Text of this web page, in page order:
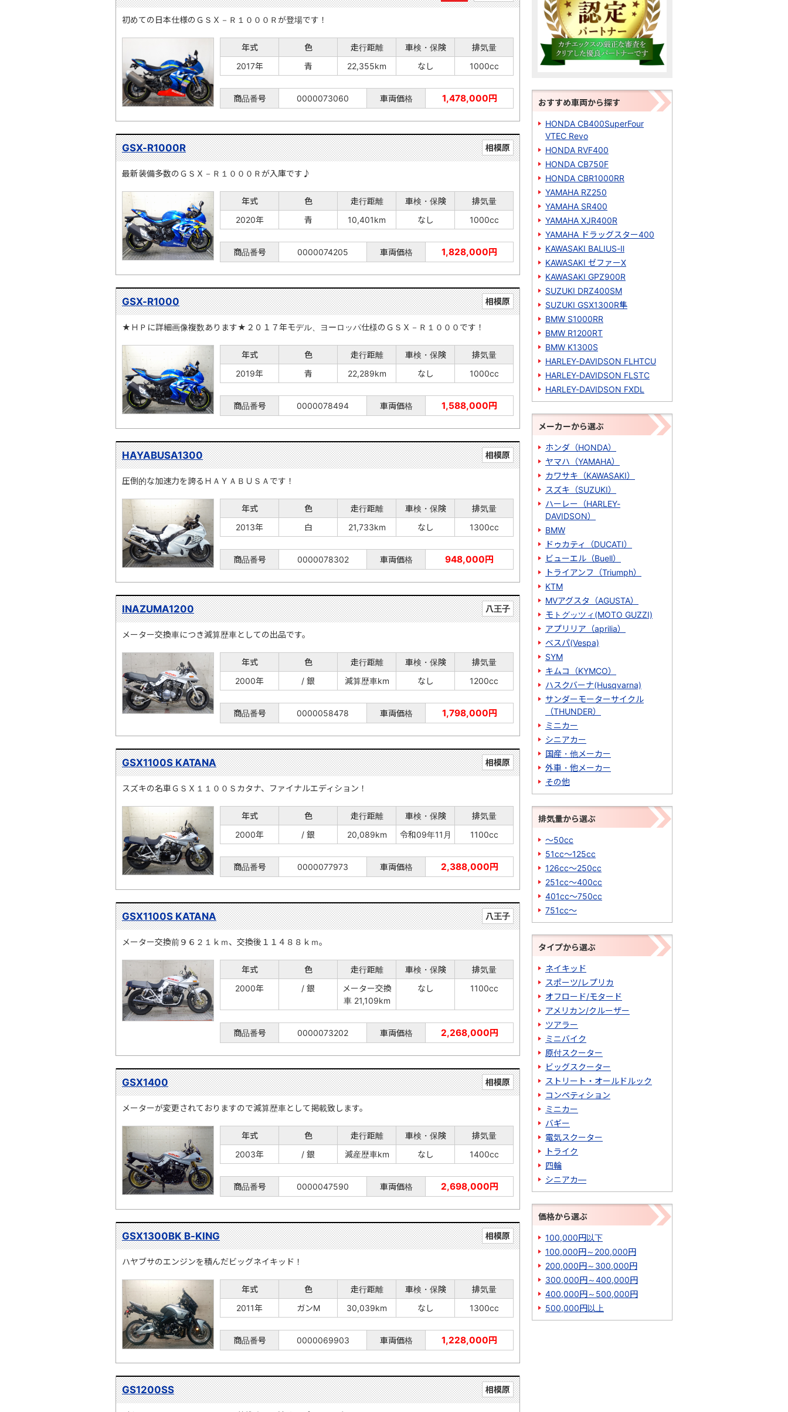
初めての日本仕様のＧＳＸ－Ｒ１０００Ｒが登場です！
年式 色 走行距離 車検・保険
排気量
2017年
青 22,355km なし 1000cc
商品番号 0000073060 車両価格 1,478,000円
相模原
GSX-R1000R
最新装備多数のＧＳＸ－Ｒ１０００Ｒが入庫です♪
年式 色 走行距離 車検・保険
排気量
2020年
青 10,401km なし 1000cc
商品番号 0000074205 車両価格 1,828,000円
相模原
GSX-R1000
★ＨＰに詳細画像複数あります★２０１７年モデル、ヨーロッパ仕様のＧＳＸ－Ｒ１０００です！
年式 色 走行距離 車検・保険
排気量
2019年
青 22,289km なし 1000cc
商品番号 0000078494 車両価格 1,588,000円
相模原
HAYABUSA1300
圧倒的な加速力を誇るＨＡＹＡＢＵＳＡです！
年式 色 走行距離 車検・保険
排気量
2013年
白 21,733km なし 1300cc
商品番号 0000078302 車両価格 948,000円
八王子
INAZUMA1200
メーター交換車につき減算歴車としての出品です。
年式 色 走行距離 車検・保険
排気量
2000年
/ 銀 減算歴車km なし 1200cc
商品番号 0000058478 車両価格 1,798,000円
相模原
GSX1100S KATANA
スズキの名車ＧＳＸ１１００Ｓカタナ、ファイナルエディション！
年式 色 走行距離 車検・保険
排気量
2000年
/ 銀 20,089km 令和09年11月 1100cc
商品番号 0000077973 車両価格 2,388,000円
八王子
GSX1100S KATANA
メーター交換前９６２１ｋｍ、交換後１１４８８ｋｍ。
年式 色 走行距離 車検・保険
排気量
2000年
/ 銀
メーター交換
車 21,109km
なし 1100cc
商品番号 0000073202 車両価格 2,268,000円
相模原
GSX1400
メーターが変更されておりますので減算歴車として掲載致します。
年式 色 走行距離 車検・保険
排気量
2003年
/ 銀 減産歴車km なし 1400cc
商品番号 0000047590 車両価格 2,698,000円
相模原
GSX1300BK B-KING
ハヤブサのエンジンを積んだビッグネイキッド！
年式 色 走行距離 車検・保険
排気量
2011年
ガンM 30,039km なし 1300cc
商品番号 0000069903 車両価格 1,228,000円
相模原
GS1200SS
おすすめ車両から探す
HONDA CB400SuperFour
VTEC Revo
HONDA RVF400
HONDA CB750F
HONDA CBR1000RR
YAMAHA RZ250
YAMAHA SR400
YAMAHA XJR400R
YAMAHA ドラッグスター400
KAWASAKI BALIUS-Ⅱ
KAWASAKI ゼファーΧ
KAWASAKI GPZ900R
SUZUKI DRZ400SM
SUZUKI GSX1300R隼
BMW S1000RR
BMW R1200RT
BMW K1300S
HARLEY-DAVIDSON FLHTCU
HARLEY-DAVIDSON FLSTC
HARLEY-DAVIDSON FXDL
メーカーから選ぶ
ホンダ（HONDA）
ヤマハ（YAMAHA）
カワサキ（KAWASAKI）
スズキ（SUZUKI）
ハーレー（HARLEY-
DAVIDSON）
BMW
ドゥカティ（DUCATI）
ビューエル（Buell）
トライアンフ（Triumph）
KTM
MVアグスタ（AGUSTA）
モトグッツィ(MOTO GUZZI)
アプリリア（aprilia）
ベスパ(Vespa)
SYM
キムコ（KYMCO）
ハスクバーナ(Husqvarna)
サンダーモーターサイクル
（THUNDER）
ミニカー
シニアカー
国産・他メーカー
外車・他メーカー
その他
排気量から選ぶ
～50cc
51cc～125cc
126cc～250cc
251cc～400cc
401cc～750cc
751cc～
タイプから選ぶ
ネイキッド
スポーツ/レプリカ
オフロード/モタード
アメリカン/クルーザー
ツアラー
ミニバイク
原付スクーター
ビッグスクーター
ストリート・オールドルック
コンペティション
ミニカー
バギー
電気スクーター
トライク
四輪
シニアカ―
価格から選ぶ
100,000円以下
100,000円～200,000円
200,000円～300,000円
300,000円～400,000円
400,000円～500,000円
500,000円以上